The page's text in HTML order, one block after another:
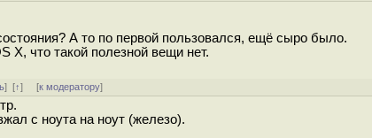
А то по первой пользовался, ещё сыро было.
X, что такой полезной вещи нет.
][↑] [к модератору]
с ноута на ноут (железо).